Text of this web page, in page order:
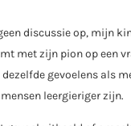
discussie op, mijn
met zijn pion op een
gevoelens als
leergieriger zijn.